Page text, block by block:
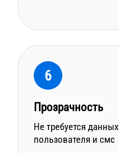
6
Прозрачность
Не требуется данных
пользователя и смс